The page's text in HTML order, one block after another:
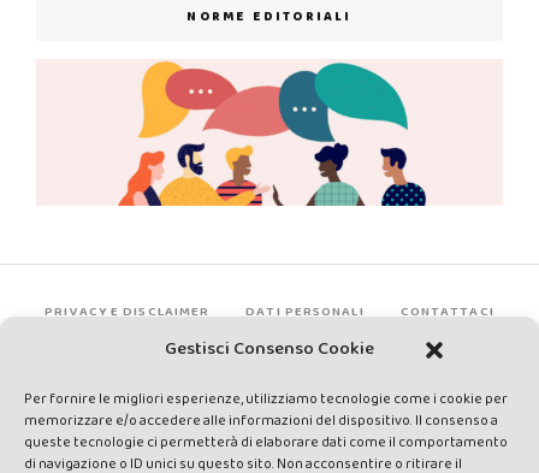
Gestisci Consenso Cookie
Per fornire le migliori esperienze, utilizziamo tecnologie come i cookie per
memorizzare e/o accedere alle informazioni del dispositivo. Il consenso a
queste tecnologie ci permetterà di elaborare dati come il comportamento
di navigazione o ID unici su questo sito. Non acconsentire o ritirare il
NORME EDITORIALI
PRIVACY E DISCLAIMER DATI PERSONALI CONTATTACI